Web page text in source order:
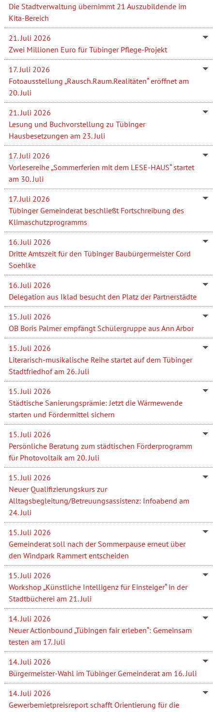
Die Stadtverwaltung übernimmt 21 Auszubildende im
Kita-Bereich
21. Juli 2026
Zwei Millionen Euro für Tübinger Pflege-Projekt
17. Juli 2026
Fotoausstellung „Rausch.Raum.Realitäten“ eröffnet am
20. Juli
21. Juli 2026
Lesung und Buchvorstellung zu Tübinger
Hausbesetzungen am 23. Juli
17. Juli 2026
Vorlesereihe „Sommerferien mit dem LESE-HAUS“ startet
am 30. Juli
17. Juli 2026
Tübinger Gemeinderat beschließt Fortschreibung des
Klimaschutzprogramms
16. Juli 2026
Dritte Amtszeit für den Tübinger Baubürgermeister Cord
Soehlke
16. Juli 2026
Delegation aus Iklad besucht den Platz der Partnerstädte
15. Juli 2026
OB Boris Palmer empfängt Schülergruppe aus Ann Arbor
15. Juli 2026
Literarisch-musikalische Reihe startet auf dem Tübinger
Stadtfriedhof am 26. Juli
15. Juli 2026
Städtische Sanierungsprämie: Jetzt die Wärmewende
starten und Fördermittel sichern
15. Juli 2026
Persönliche Beratung zum städtischen Förderprogramm
für Photovoltaik am 20. Juli
15. Juli 2026
Neuer Qualifizierungskurs zur
Alltagsbegleitung/Betreuungsassistenz: Infoabend am
24. Juli
15. Juli 2026
Gemeinderat soll nach der Sommerpause erneut über
den Windpark Rammert entscheiden
15. Juli 2026
Workshop „Künstliche Intelligenz für Einsteiger“ in der
Stadtbücherei am 21. Juli
14. Juli 2026
Neuer Actionbound „Tübingen fair erleben“: Gemeinsam
testen am 17. Juli
14. Juli 2026
Bürgermeister-Wahl im Tübinger Gemeinderat am 16. Juli
14. Juli 2026
Gewerbemietpreisreport schafft Orientierung für die